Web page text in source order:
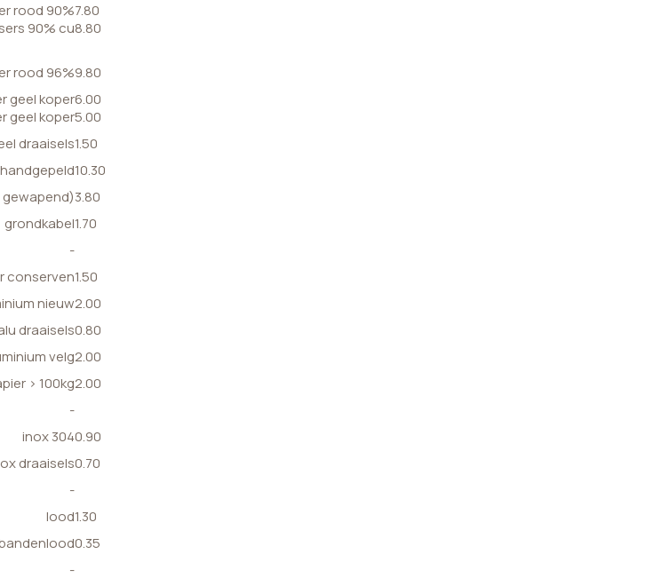
rood 90%
90% cu
7.80
8.80
rood 96%9.80
geel koper
geel koper
6.00
5.00
draaisels1.50
10.30
3.80
grondkabel1.70
-
conserven1.50
nieuw2.00
draaisels0.80
velg2.00
> 100kg2.00
-
inox 3040.90
draaisels0.70
-
lood1.30
0.35
-